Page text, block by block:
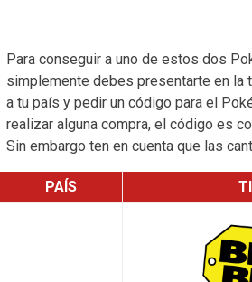
Para conseguir a uno de estos dos
simplemente debes presentarte en la
a tu país y pedir un código para el
realizar alguna compra, el código es
Sin embargo ten en cuenta que las
PAÍS